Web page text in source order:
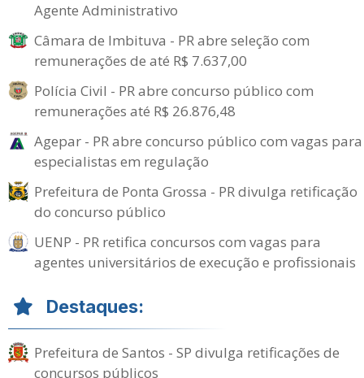
Agente Administrativo
Câmara de Imbituva - PR abre seleção com
remunerações de até R$ 7.637,00
Polícia Civil - PR abre concurso público com
remunerações até R$ 26.876,48
Agepar - PR abre concurso público com vagas para
especialistas em regulação
Prefeitura de Ponta Grossa - PR divulga retificação
do concurso público
UENP - PR retifica concursos com vagas para
agentes universitários de execução e profissionais
Destaques:
Prefeitura de Santos - SP divulga retificações de
concursos públicos